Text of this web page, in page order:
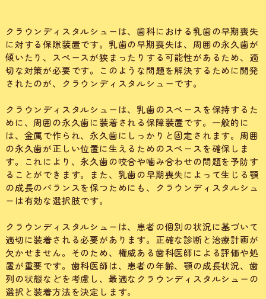
クラウンディスタルシューは、歯科における乳歯の早期喪失
に対する保隙装置です。乳歯の早期喪失は、周囲の永久歯が
傾いたり、スペースが狭まったりする可能性があるため、適
切な対策が必要です。このような問題を解決するために開発
されたのが、クラウンディスタルシューです。
クラウンディスタルシューは、乳歯のスペースを保持するた
めに、周囲の永久歯に装着される保障装置です。一般的に
は、金属で作られ、永久歯にしっかりと固定されます。周囲
の永久歯が正しい位置に生えるためのスペースを確保しま
す。これにより、永久歯の咬合や噛み合わせの問題を予防す
ることができます。また、乳歯の早期喪失によって生じる顎
の成長のバランスを保つためにも、クラウンディスタルシュ
ーは有効な選択肢です。
クラウンディスタルシューは、患者の個別の状況に基づいて
適切に装着される必要があります。正確な診断と治療計画が
欠かせません。そのため、権威ある歯科医師による評価や処
置が重要です。歯科医師は、患者の年齢、顎の成長状況、歯
列の状態などを考慮し、最適なクラウンディスタルシューの
選択と装着方法を決定します。